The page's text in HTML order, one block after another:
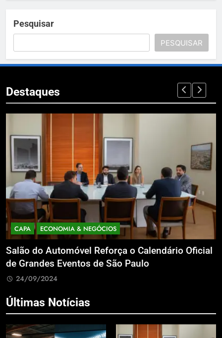
Pesquisar
PESQUISAR
Destaques
CAPA ECONOMIA & NEGÓCIOS
Salão do Automóvel Reforça o Calendário Oficial
de Grandes Eventos de São Paulo
24/09/2024
Últimas Notícias